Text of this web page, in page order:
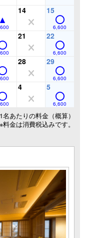
14 15
6,600
21 22
6,600
28 29
6,600
4 5
6,600
名あたりの料金（概算）
※料金は消費税込みです。